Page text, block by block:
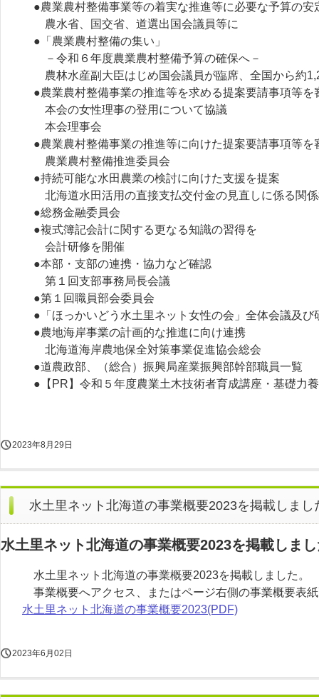
●農業農村整備事業等の着実な推進等に必要な予算の安
農水省、国交省、道選出国会議員等に
●「農業農村整備の集い」
－令和６年度農業農村整備予算の確保へ－
農林水産副大臣はじめ国会議員が臨席、全国から約
●農業農村整備事業の推進等を求める提案要請事項等を
本会の女性理事の登用について協議
本会理事会
●農業農村整備事業の推進等に向けた提案要請事項等を
農業農村整備推進委員会
●持続可能な水田農業の検討に向けた支援を提案
北海道水田活用の直接支払交付金の見直しに係る関係
●総務金融委員会
●複式簿記会計に関する更なる知識の習得を
会計研修を開催
●本部・支部の連携・協力など確認
第１回支部事務局長会議
●第１回職員部会委員会
●「ほっかいどう水土里ネット女性の会」全体会議及び
●農地海岸事業の計画的な推進に向け連携
北海道海岸農地保全対策事業促進協会総会
●道農政部、（総合）振興局産業振興部幹部職員一覧
●【PR】令和５年度農業土木技術者育成講座・基礎力
2023年8月29日
水土里ネット北海道の事業概要2023を掲載しまし
水土里ネット北海道の事業概要2023を掲載しま
水土里ネット北海道の事業概要2023を掲載しました。
事業概要へアクセス、またはページ右側の事業概要表
水土里ネット北海道の事業概要2023(PDF)
2023年6月02日